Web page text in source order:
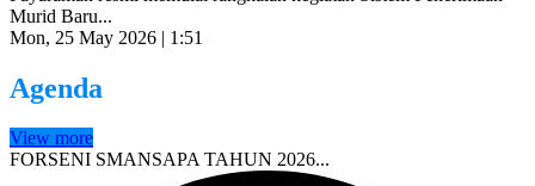
Murid Baru...
Mon, 25 May 2026 | 1:51
Agenda
View more
FORSENI SMANSAPA TAHUN 2026...